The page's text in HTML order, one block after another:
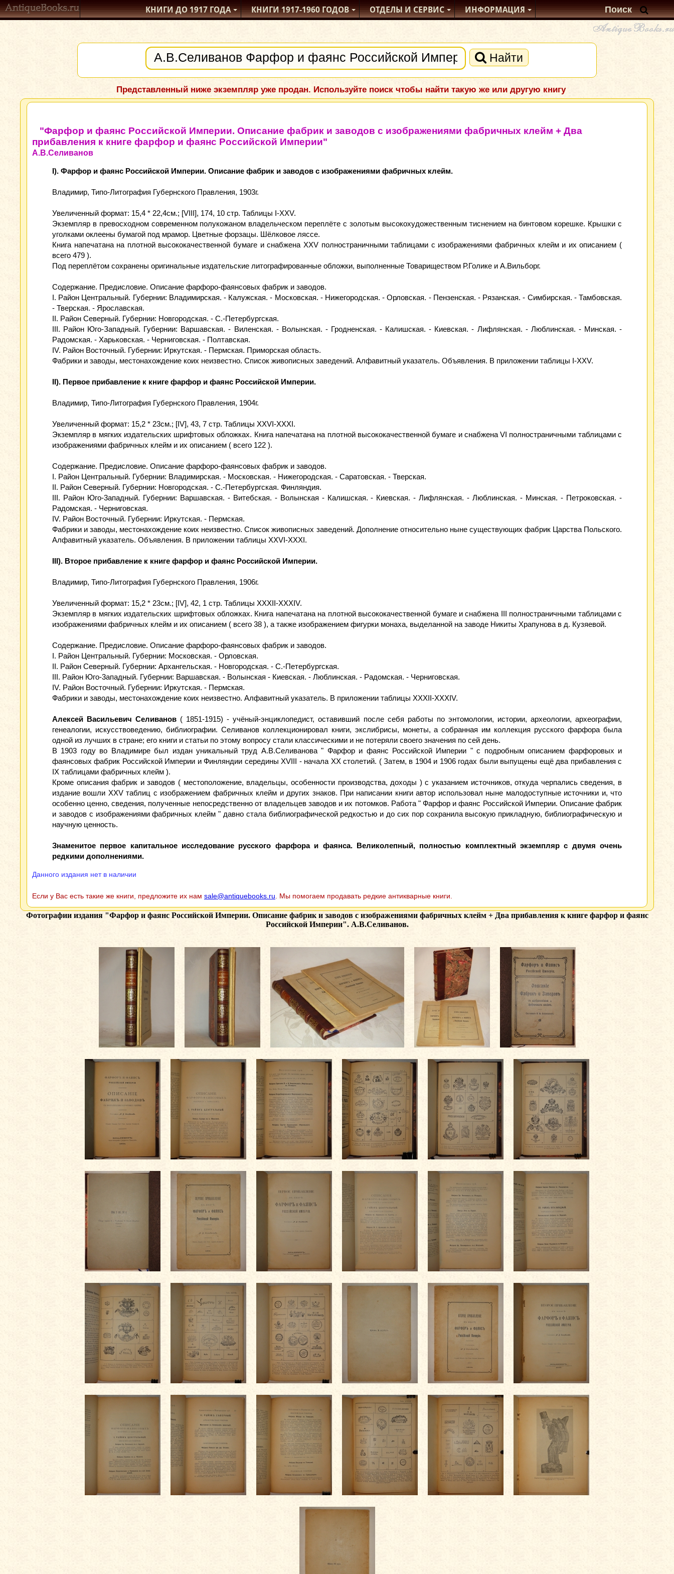
КНИГИ ДО 1917ГОДА КНИГИ1917-1960ГОДОВ ОТДЕЛЫИ СЕРВИС ИНФОРМАЦИЯ
Найти
Представленный ниже экземпляр уже продан. Используйте поиск чтобы найти такую же или другую книгу
"Фарфор и фаянс Российской Империи. Описание фабрик и заводов с изображениями фабричных клейм + Два
прибавления к книге фарфор и фаянс Российской Империи"
А.В.Селиванов
I). Фарфор и фаянс Российской Империи. Описание фабрик и заводов с изображениями фабричных клейм.
Владимир, Типо-Литография Губернского Правления, 1903г.
Увеличенный формат: 15,4 * 22,4см.; [VIII], 174, 10 стр. Таблицы I-XXV.
Экземпляр в превосходном современном полукожаном владельческом переплёте с золотым высокохудожественным тиснением на бинтовом корешке. Крышки с
уголками оклеены бумагой под мрамор. Цветные форзацы. Шёлковое ляссе.
Книга напечатана на плотной высококачественной бумаге и снабжена XXV полностраничными таблицами с изображениями фабричных клейм и их описанием (
всего 479 ).
Под переплётом сохранены оригинальные издательские литографированные обложки, выполненные Товариществом Р.Голике и А.Вильборг.
Содержание. Предисловие. Описание фарфоро-фаянсовых фабрик и заводов.
I. Район Центральный. Губернии: Владимирская. - Калужская. - Московская. - Нижегородская. - Орловская. - Пензенская. - Рязанская. - Симбирская. - Тамбовская.
- Тверская. - Ярославская.
II. Район Северный. Губернии: Новгородская. - С.-Петербургская.
III. Район Юго-Западный. Губернии: Варшавская. - Виленская. - Волынская. - Гродненская. - Калишская. - Киевская. - Лифлянская. - Люблинская. - Минская. -
Радомская. - Харьковская. - Черниговская. - Полтавская.
IV. Район Восточный. Губернии: Иркутская. - Пермская. Приморская область.
Фабрики и заводы, местонахождение коих неизвестно. Список живописных заведений. Алфавитный указатель. Объявления. В приложении таблицы I-XXV.
II). Первое прибавление к книге фарфор и фаянс Российской Империи.
Владимир, Типо-Литография Губернского Правления, 1904г.
Увеличенный формат: 15,2 * 23см.; [IV], 43, 7 стр. Таблицы XXVI-XXXI.
Экземпляр в мягких издательских шрифтовых обложках. Книга напечатана на плотной высококачественной бумаге и снабжена VI полностраничными таблицами с
изображениями фабричных клейм и их описанием ( всего 122 ).
Содержание. Предисловие. Описание фарфоро-фаянсовых фабрик и заводов.
I. Район Центральный. Губернии: Владимирская. - Московская. - Нижегородская. - Саратовская. - Тверская.
II. Район Северный. Губернии: Новгородская. - С.-Петербургская. Финляндия.
III. Район Юго-3ападный. Губернии: Варшавская. - Витебская. - Волынская - Калишская. - Киевская. - Лифлянская. - Люблинская. - Минская. - Петроковская. -
Радомская. - Черниговская.
IV. Район Восточный. Губернии: Иркутская. - Пермская.
Фабрики и заводы, местонахождение коих неизвестно. Список живописных заведений. Дополнение относительно ныне существующих фабрик Царства Польского.
Алфавитный указатель. Объявления. В приложении таблицы XXVI-XXXI.
III). Второе прибавление к книге фарфор и фаянс Российской Империи.
Владимир, Типо-Литография Губернского Правления, 1906г.
Увеличенный формат: 15,2 * 23см.; [IV], 42, 1 стр. Таблицы XXXII-XXXIV.
Экземпляр в мягких издательских шрифтовых обложках. Книга напечатана на плотной высококачественной бумаге и снабжена III полностраничными таблицами с
изображениями фабричных клейм и их описанием ( всего 38 ), а также изображением фигурки монаха, выделанной на заводе Никиты Храпунова в д. Кузяевой.
Содержание. Предисловие. Описание фарфоро-фаянсовых фабрик и заводов.
I. Район Центральный. Губернии: Московская. - Орловская.
II. Район Северный. Губернии: Архангельская. - Новгородская. - С.-Петербургская.
III. Район Юго-3ападный. Губернии: Варшавская. - Волынская - Киевская. - Люблинская. - Радомская. - Черниговская.
IV. Район Восточный. Губернии: Иркутская. - Пермская.
Фабрики и заводы, местонахождение коих неизвестно. Алфавитный указатель. В приложении таблицы XXXII-XXXIV.
Алексей Васильевич Селиванов ( 1851-1915) - учёный-энциклопедист, оставивший после себя работы по энтомологии, истории, археологии, археографии,
генеалогии, искусствоведению, библиографии. Селиванов коллекционировал книги, экслибрисы, монеты, а собранная им коллекция русского фарфора была
одной из лучших в стране; его книги и статьи по этому вопросу стали классическими и не потеряли своего значения по сей день.
В 1903 году во Владимире был издан уникальный труд А.В.Селиванова " Фарфор и фаянс Российской Империи " с подробным описанием фарфоровых и
фаянсовых фабрик Российской Империи и Финляндии середины XVIII - начала XX столетий. ( Затем, в 1904 и 1906 годах были выпущены ещё два прибавления с
IX таблицами фабричных клейм ).
Кроме описания фабрик и заводов ( местоположение, владельцы, особенности производства, доходы ) с указанием источников, откуда черпались сведения, в
издание вошли XXV таблиц с изображением фабричных клейм и других знаков. При написании книги автор использовал ныне малодоступные источники и, что
особенно ценно, сведения, полученные непосредственно от владельцев заводов и их потомков. Работа " Фарфор и фаянс Российской Империи. Описание фабрик
и заводов с изображениями фабричных клейм " давно стала библиографической редкостью и до сих пор сохранила высокую прикладную, библиографическую и
научную ценность.
Знаменитое первое капитальное исследование русского фарфора и фаянса. Великолепный, полностью комплектный экземпляр с двумя очень
редкими дополнениями.
Данного издания нет в наличии
Если у Вас есть такие же книги, предложите их нам sale@antiquebooks.ru . Мы помогаем продавать редкие антикварные книги.
Фотографии издания "Фарфор и фаянс Российской Империи. Описание фабрик и заводов с изображениями фабричных клейм + Два прибавления к книге фарфор и фаянс
Российской Империи". А.В.Селиванов.